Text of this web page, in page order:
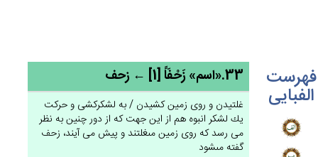
فهرست
الفبایی
33.«اسم» زَحْفَاً [1] ← زحف
غلتيدن و روى زمين كشيدن / به لشكركشى و حركت
يك لشكر انبوه هم از اين جهت كه از دور چنين به نظر
مى ‏رسد كه روى زمين مى‏غلتند و پيش می ‏آيند، زحف
گفته مى‏شود